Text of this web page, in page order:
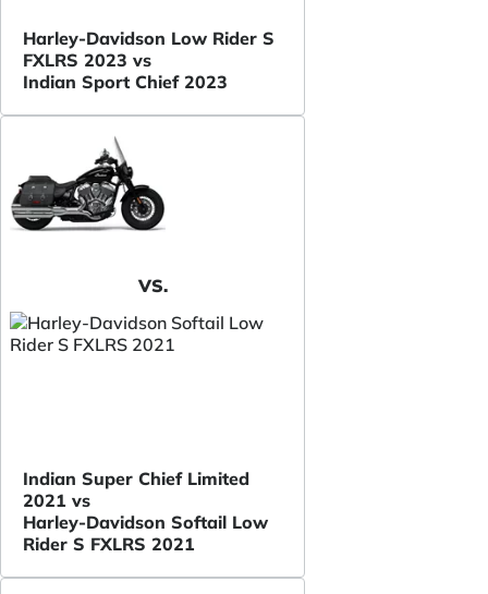
Harley-Davidson Low Rider S
FXLRS 2023 vs
Indian Sport Chief 2023
VS.
Indian Super Chief Limited
2021 vs
Harley-Davidson Softail Low
Rider S FXLRS 2021